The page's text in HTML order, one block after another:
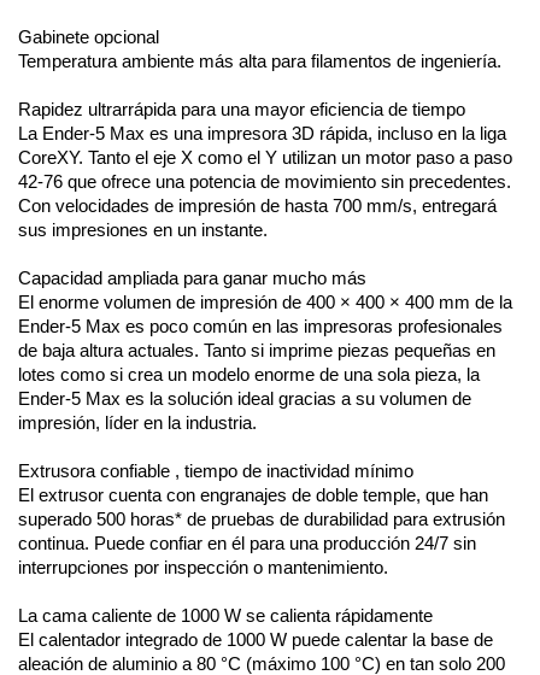
Gabinete opcional
Temperatura ambiente más alta para filamentos de ingeniería.
Rapidez ultrarrápida para una mayor eficiencia de tiempo
La Ender-5 Max es una impresora 3D rápida, incluso en la liga
CoreXY. Tanto el eje X como el Y utilizan un motor paso a paso
42-76 que ofrece una potencia de movimiento sin precedentes.
Con velocidades de impresión de hasta 700 mm/s, entregará
sus impresiones en un instante.
Capacidad ampliada para ganar mucho más
El enorme volumen de impresión de 400 × 400 × 400 mm de la
Ender-5 Max es poco común en las impresoras profesionales
de baja altura actuales. Tanto si imprime piezas pequeñas en
lotes como si crea un modelo enorme de una sola pieza, la
Ender-5 Max es la solución ideal gracias a su volumen de
impresión, líder en la industria.
Extrusora confiable , tiempo de inactividad mínimo
El extrusor cuenta con engranajes de doble temple, que han
superado 500 horas* de pruebas de durabilidad para extrusión
continua. Puede confiar en él para una producción 24/7 sin
interrupciones por inspección o mantenimiento.
La cama caliente de 1000 W se calienta rápidamente
El calentador integrado de 1000 W puede calentar la base de
aleación de aluminio a 80 °C (máximo 100 °C) en tan solo 200